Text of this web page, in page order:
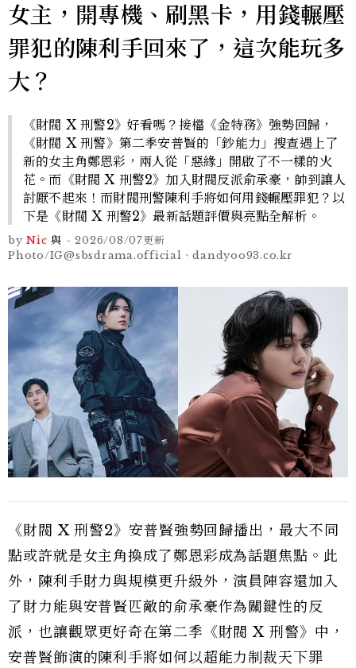
女主，開專機、刷黑卡，用錢輾壓
罪犯的陳利手回來了，這次能玩多
大？
《財閥 X 刑警2》好看嗎？接檔《金特務》強勢回歸，
《財閥 X 刑警》第二季安普賢的「鈔能力」搜查遇上了
新的女主角鄭恩彩，兩人從「惡緣」開啟了不一樣的火
花。而《財閥 X 刑警2》加入財閥反派俞承豪，帥到讓人
討厭不起來！而財閥刑警陳利手將如何用錢輾壓罪犯？以
下是《財閥 X 刑警2》最新話題評價與亮點全解析。
by Nic 與 -2026/08/07更新
Photo/IG@sbsdrama.official、dandyoo93.co.kr
《財閥 X 刑警2》安普賢強勢回歸播出，最大不同
點或許就是女主角換成了鄭恩彩成為話題焦點。此
外，陳利手財力與規模更升級外，演員陣容還加入
了財力能與安普賢匹敵的俞承豪作為關鍵性的反
派，也讓觀眾更好奇在第二季《財閥 X 刑警》中，
安普賢飾演的陳利手將如何以超能力制裁天下罪